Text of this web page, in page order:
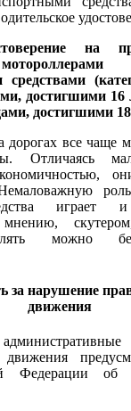
на
средствами
достигшими 16
достигшими 18
дорогах все чаще
Отличаясь
мнению,
можно
за нарушение
движения
Федерации об